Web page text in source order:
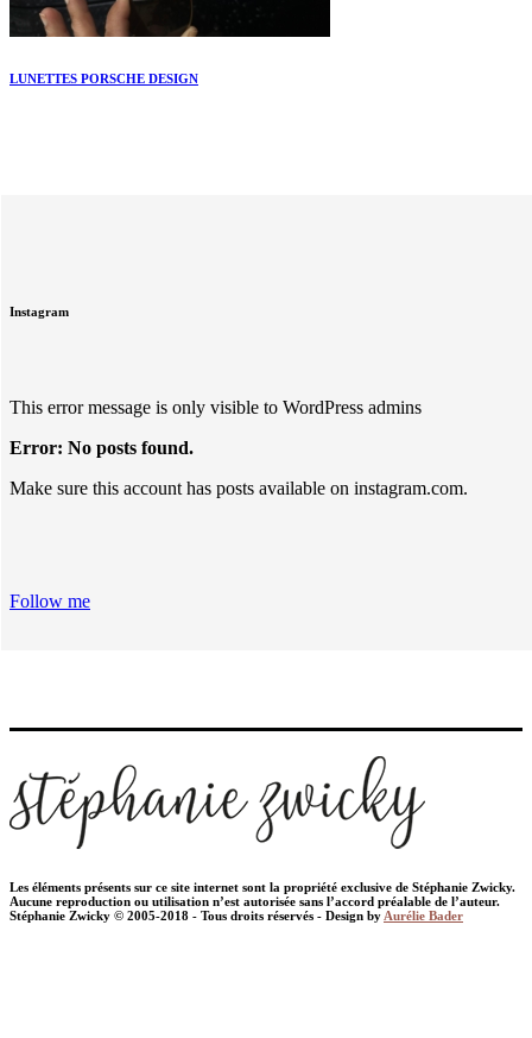
LUNETTES PORSCHE DESIGN
Instagram
This error message is only visible to WordPress admins
Error: No posts found.
Make sure this account has posts available on instagram.com.
Follow me
Les éléments présents sur ce site internet sont la propriété exclusive de Stéphanie Zwicky.
Aucune reproduction ou utilisation n’est autorisée sans l’accord préalable de l’auteur.
Stéphanie Zwicky © 2005-2018 - Tous droits réservés - Design by Aurélie Bader